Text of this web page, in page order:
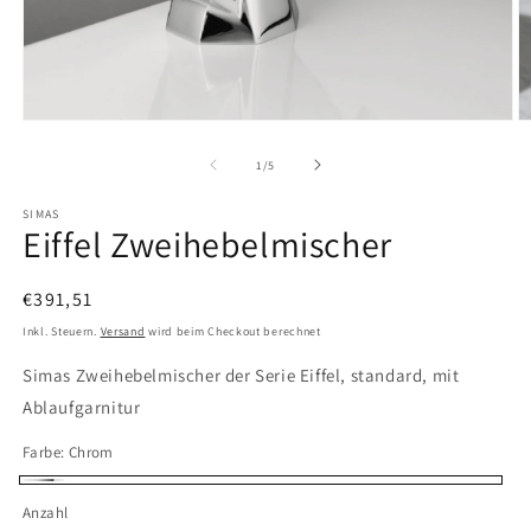
1/von
5
SIMAS
Eiffel Zweihebelmischer
Normaler
Preis
€391,51
Inkl. Steuern. Versand wird beim Checkout berechnet
Simas Zweihebelmischer der Serie Eiffel, standard, mit
Ablaufgarnitur
Farbe: Chrom
Anzahl
Anzahl